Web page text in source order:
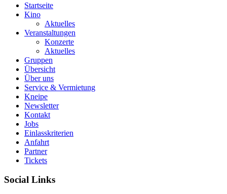
Startseite
Kino
Aktuelles
Veranstaltungen
Konzerte
Aktuelles
Gruppen
Übersicht
Über uns
Service & Vermietung
Kneipe
Newsletter
Kontakt
Jobs
Einlasskriterien
Anfahrt
Partner
Tickets
Social Links